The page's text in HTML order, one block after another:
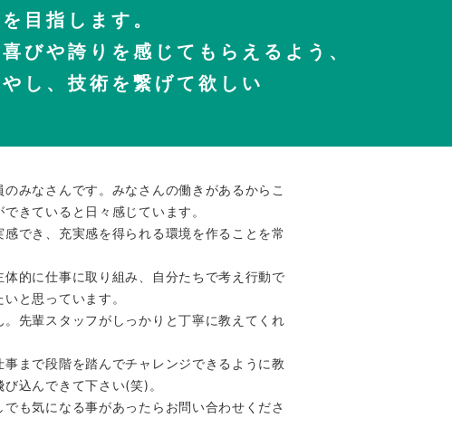
目指します。
びや誇りを感じてもらえるよう、
し、技術を繋げて欲しい
みなさんです。みなさんの働きがあるからこ
きていると日々感じています。
でき、充実感を得られる環境を作ることを常
的に仕事に取り組み、自分たちで考え行動で
と思っています。
先輩スタッフがしっかりと丁寧に教えてくれ
まで段階を踏んでチャレンジできるように教
込んできて下さい(笑)。
も気になる事があったらお問い合わせくださ